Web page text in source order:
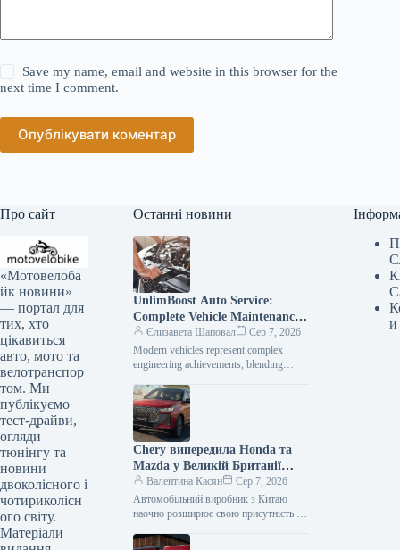
Save my name, email and website in this browser for the
next time I comment.
Опублікувати коментар
Про сайт
«Мотовелоба
йк новини»
— портал для
тих, хто
цікавиться
авто, мото та
велотранспор
том. Ми
публікуємо
тест-драйви,
огляди
тюнінгу та
новини
двоколісного і
чотириколісн
ого світу.
Матеріали
Останні новини
UnlimBoost Auto Service:
Complete Vehicle Maintenance
& ECU Tuning
Єлизавета Шаповал
Сер 7, 2026
Modern vehicles represent complex
engineering achievements, blending
with intricate electronic management
systems. When searching for specialized
car…
Chery випередила Honda та
Mazda у Великій Британії
лише за рік після своєї появи
на ринку.
Валентина Касян
Сер 7, 2026
Автомобільний виробник з Китаю
наочно розширює свою присутність на
відсоткову частку менш ніж за 12
и